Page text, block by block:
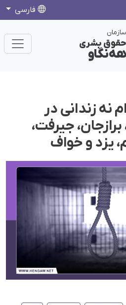
فارسی
سازمان
حقوق بشری
هەنگاو
نە زندانی در
برازجان، جیرفت،
یزد و خواف